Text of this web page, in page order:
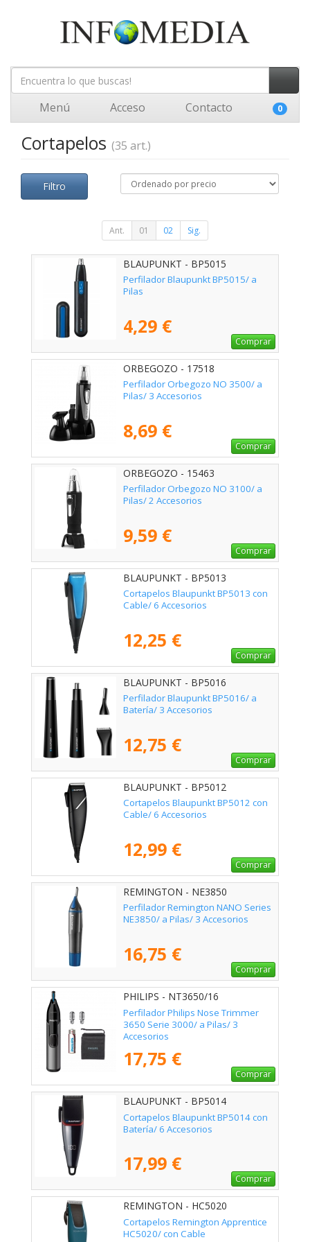
Menú Acceso Contacto 0
Cortapelos (35 art.)
Filtro
Ant. 01 02 Sig.
BLAUPUNKT - BP5015
Perfilador Blaupunkt BP5015/ a
Pilas
4,29 €
Comprar
ORBEGOZO - 17518
Perfilador Orbegozo NO 3500/ a
Pilas/ 3 Accesorios
8,69 €
Comprar
ORBEGOZO - 15463
Perfilador Orbegozo NO 3100/ a
Pilas/ 2 Accesorios
9,59 €
Comprar
BLAUPUNKT - BP5013
Cortapelos Blaupunkt BP5013 con
Cable/ 6 Accesorios
12,25 €
Comprar
BLAUPUNKT - BP5016
Perfilador Blaupunkt BP5016/ a
Batería/ 3 Accesorios
12,75 €
Comprar
BLAUPUNKT - BP5012
Cortapelos Blaupunkt BP5012 con
Cable/ 6 Accesorios
12,99 €
Comprar
REMINGTON - NE3850
Perfilador Remington NANO Series
NE3850/ a Pilas/ 3 Accesorios
16,75 €
Comprar
PHILIPS - NT3650/16
Perfilador Philips Nose Trimmer
3650 Serie 3000/ a Pilas/ 3
Accesorios
17,75 €
Comprar
BLAUPUNKT - BP5014
Cortapelos Blaupunkt BP5014 con
Batería/ 6 Accesorios
17,99 €
Comprar
REMINGTON - HC5020
Cortapelos Remington Apprentice
HC5020/ con Cable